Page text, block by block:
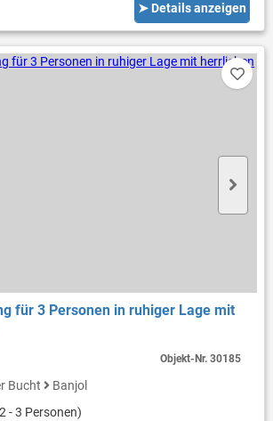
➤ Details anzeigen
für 3 Personen in ruhiger Lage mit
Bucht
Banjol
- 3 Personen)
Objekt-Nr.30185